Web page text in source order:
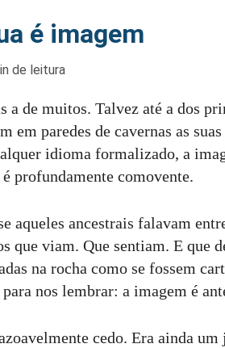
é imagem
de leitura
a de muitos. Talvez até a dos
em paredes de cavernas as
idioma formalizado, a
profundamente comovente.
aqueles ancestrais falavam
que viam. Que sentiam. E que
na rocha como se fossem
nos lembrar: a imagem é
cedo. Era ainda